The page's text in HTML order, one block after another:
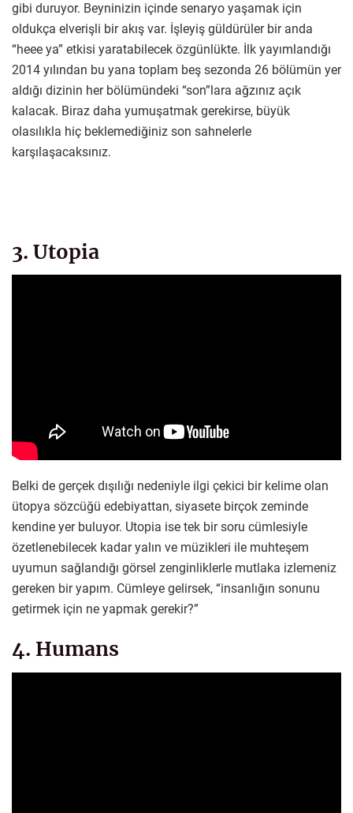
gibi duruyor. Beyninizin içinde senaryo yaşamak için
oldukça elverişli bir akış var. İşleyiş güldürüler bir anda
“heee ya” etkisi yaratabilecek özgünlükte. İlk yayımlandığı
2014 yılından bu yana toplam beş sezonda 26 bölümün yer
aldığı dizinin her bölümündeki “son”lara ağzınız açık
kalacak. Biraz daha yumuşatmak gerekirse, büyük
olasılıkla hiç beklemediğiniz son sahnelerle
karşılaşacaksınız.
3. Utopia
Belki de gerçek dışılığı nedeniyle ilgi çekici bir kelime olan
ütopya sözcüğü edebiyattan, siyasete birçok zeminde
kendine yer buluyor. Utopia ise tek bir soru cümlesiyle
özetlenebilecek kadar yalın ve müzikleri ile muhteşem
uyumun sağlandığı görsel zenginliklerle mutlaka izlemeniz
gereken bir yapım. Cümleye gelirsek, “insanlığın sonunu
getirmek için ne yapmak gerekir?”
4. Humans